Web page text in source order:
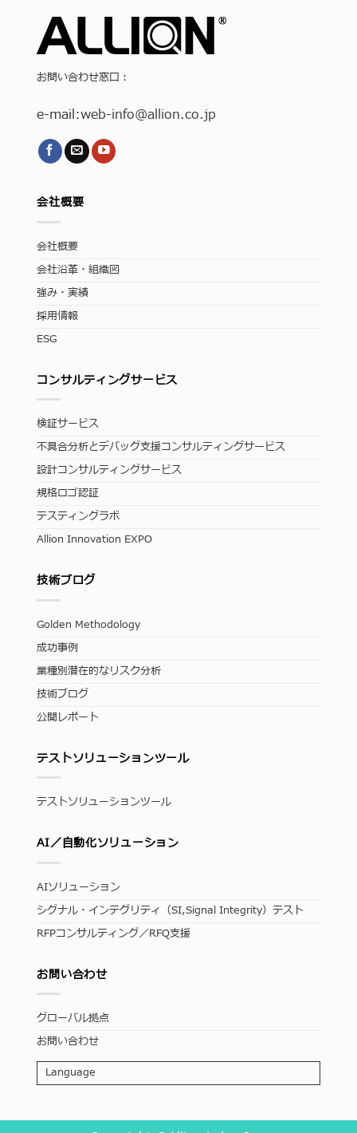
お問い合わせ窓口：
e-mail:web-info@allion.co.jp
会社概要
会社概要
会社沿革・組織図
強み・実績
採用情報
ESG
コンサルティングサービス
検証サービス
不具合分析とデバッグ支援コンサルティングサービス
設計コンサルティングサービス
規格ロゴ認証
テスティングラボ
Allion Innovation EXPO
技術ブログ
Golden Methodology
成功事例
業種別潜在的なリスク分析
技術ブログ
公開レポート
テストソリューションツール
テストソリューションツール
AI／自動化ソリューション
AIソリューション
シグナル・インテグリティ（SI,Signal Integrity）テスト
RFPコンサルティング／RFQ支援
お問い合わせ
グローバル拠点
お問い合わせ
Language